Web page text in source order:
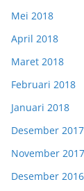
Mei 2018
April 2018
Maret 2018
Februari 2018
Januari 2018
Desember 2017
November 2017
Desember 2016